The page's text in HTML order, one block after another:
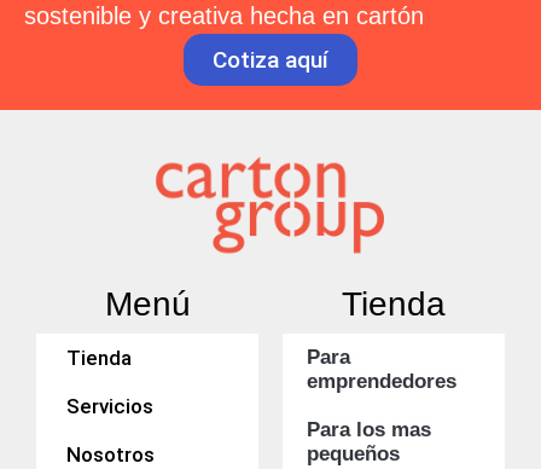
sostenible y creativa hecha en cartón
Cotiza aquí
Menú
Tienda
Servicios
Nosotros
Tienda
Para
emprendedores
Para los mas
pequeños